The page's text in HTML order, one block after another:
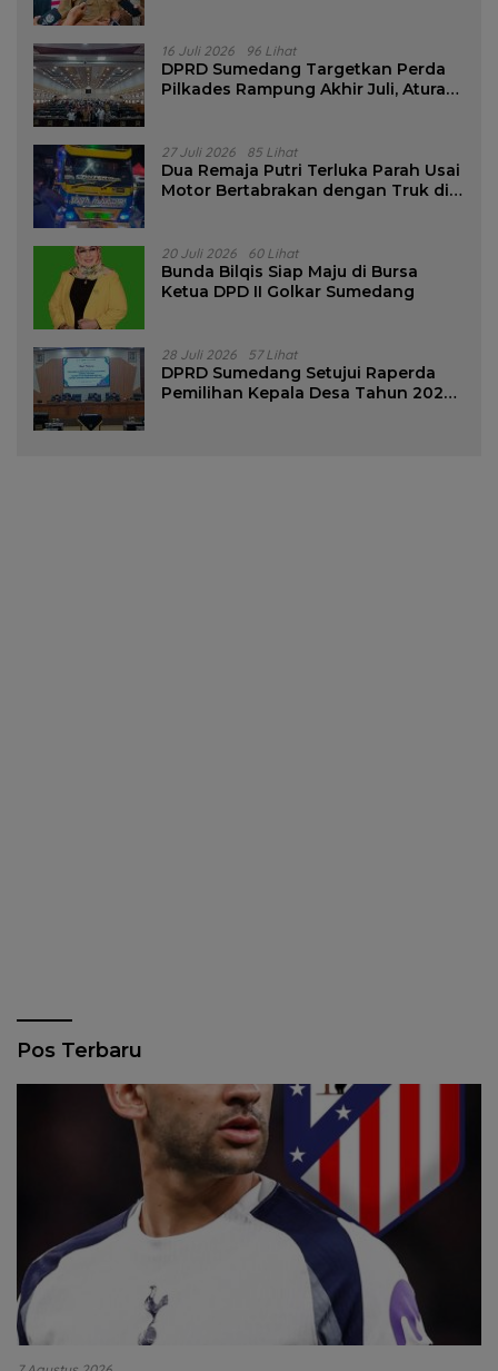
16 Juli 2026 96 Lihat
DPRD Sumedang Targetkan Perda
Pilkades Rampung Akhir Juli, Aturan
27 Juli 2026 85 Lihat
Dua Remaja Putri Terluka Parah Usai
Motor Bertabrakan dengan Truk di
20 Juli 2026 60 Lihat
Bunda Bilqis Siap Maju di Bursa
Ketua DPD II Golkar Sumedang
28 Juli 2026 57 Lihat
DPRD Sumedang Setujui Raperda
Pemilihan Kepala Desa Tahun 2026
Pos Terbaru